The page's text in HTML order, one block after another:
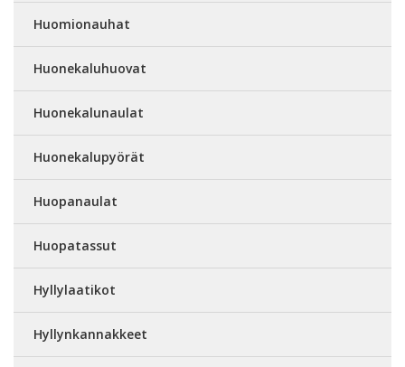
Huomionauhat
Huonekaluhuovat
Huonekalunaulat
Huonekalupyörät
Huopanaulat
Huopatassut
Hyllylaatikot
Hyllynkannakkeet